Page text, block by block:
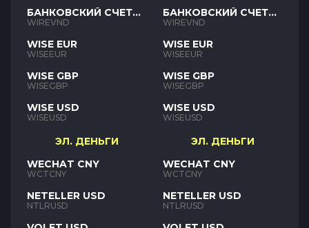
БАНКОВСКИЙ СЧЕТ
VND
WIREVND
WISE EUR
WISEEUR
WISE GBP
WISEGBP
WISE USD
WISEUSD
ЭЛ. ДЕНЬГИ
WECHAT CNY
WCTCNY
NETELLER USD
NTLRUSD
БАНКОВСКИЙ СЧЕТ
VND
WIREVND
WISE EUR
WISEEUR
WISE GBP
WISEGBP
WISE USD
WISEUSD
ЭЛ. ДЕНЬГИ
WECHAT CNY
WCTCNY
NETELLER USD
NTLRUSD